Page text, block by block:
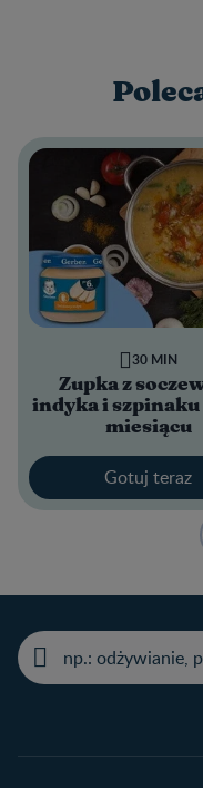
Zupka z
indyka i szpinaku
miesiącu
30 MIN
Gotuj teraz